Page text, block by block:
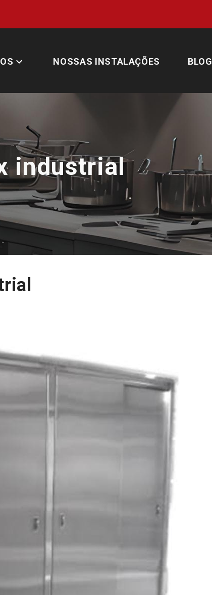
expand_more NOSSAS INSTALAÇÕES BLOG
industrial